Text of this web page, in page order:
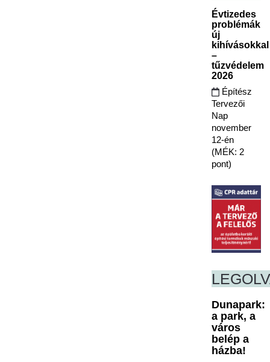
Évtizedes
problémák
új
kihívásokkal
–
tűzvédelem
2026
Építész
Tervezői
Nap
november
12-én
(MÉK: 2
pont)
Dunapark:
a park, a
város
belép a
házba!